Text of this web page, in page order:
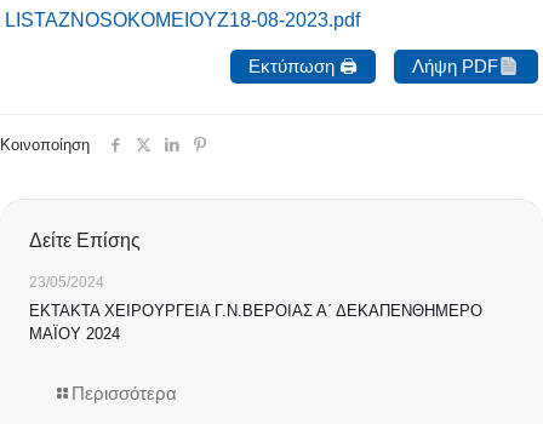
LISTAZNOSOKOMEIOYZ18-08-2023.pdf
Εκτύπωση 🖨 Λήψη PDF
Κοινοποίηση
Δείτε Επίσης
23/05/2024
ΕΚΤΑΚΤΑ ΧΕΙΡΟΥΡΓΕΙΑ Γ.Ν.ΒΕΡΟΙΑΣ Α΄ ΔΕΚΑΠΕΝΘΗΜΕΡΟ
ΜΑΪΟΥ 2024
Περισσότερα